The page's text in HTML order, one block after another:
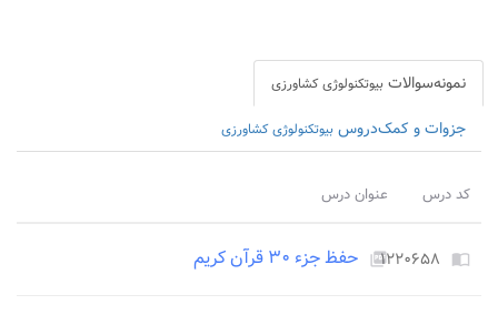
نمونه‌سوالات بیوتکنولوژی کشاورزی
جزوات و کمک‌دروس بیوتکنولوژی کشاورزی
کد درس عنوان درس
import_contacts ۱۲۲۰۶۵۸picture_as_pdf حفظ جزء ۳۰ قرآن کریم